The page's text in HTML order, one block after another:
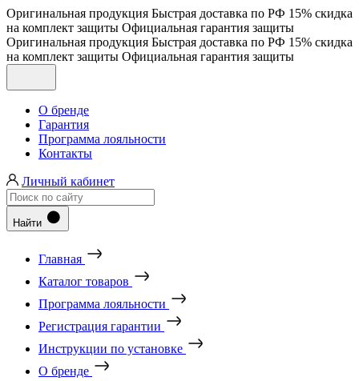
Оригинальная продукция Быстрая доставка по РФ 15% скидка
на комплект защиты Официальная гарантия защиты
Оригинальная продукция Быстрая доставка по РФ 15% скидка
на комплект защиты Официальная гарантия защиты
О бренде
Гарантия
Программа лояльности
Контакты
Личный кабинет
Найти
Главная
Каталог товаров
Программа лояльности
Регистрация гарантии
Инструкции по установке
О бренде